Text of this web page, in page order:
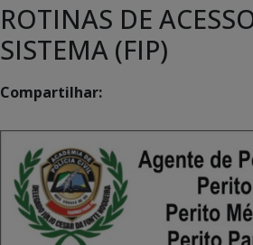
ROTINAS DE
SISTEMA (FIP)
Compartilhar: